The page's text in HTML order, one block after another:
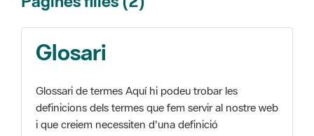
Glosari
Glossari de termes Aquí hi podeu trobar les
definicions dels termes que fem servir al nostre web
i que creiem necessiten d'una definició